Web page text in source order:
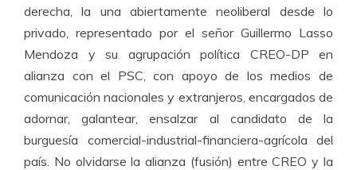
derecha, la una abiertamente neoliberal desde lo
privado, representado por el señor Guillermo Lasso
Mendoza y su agrupación política CREO-DP en
alianza con el PSC, con apoyo de los medios de
comunicación nacionales y extranjeros, encargados de
adornar, galantear, ensalzar al candidato de la
burguesía comercial-industrial-financiera-agrícola del
país. No olvidarse la alianza (fusión) entre CREO y la